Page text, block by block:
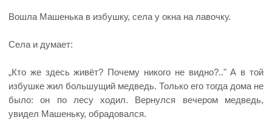
Вошла Машенька в избушку, села у окна на лавочку.
Села и думает:
„Кто же здесь живёт? Почему никого не видно?.." А в той
избушке жил большущий медведь. Только его тогда дома не
было: он по лесу ходил. Вернулся вечером медведь,
увидел Машеньку, обрадовался.